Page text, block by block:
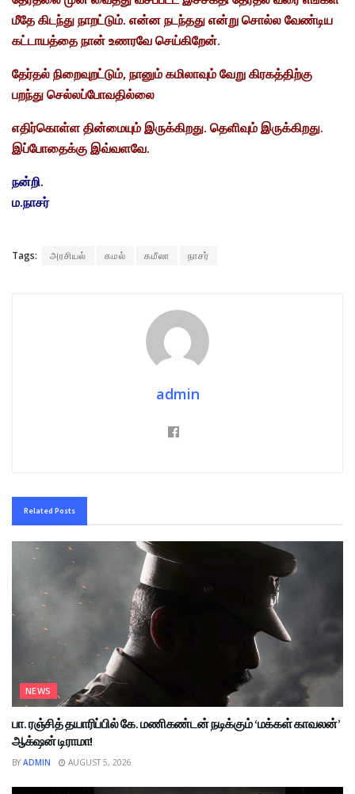
மீதே கிடந்து நாறட்டும். என்ன நடந்தது என்று சொல்ல வேண்டிய
கட்டாயத்தை நான் உணரவே செய்கிறேன்.
தேர்தல் நிறைவுறட்டும், நானும் கமிலாவும் வேறு கிரகத்திற்கு
பறந்து செல்லப்போவதில்லை
எதிர்கொள்ள தின்மையும் இருக்கிறது. தெளிவும் இருக்கிறது.
இப்போதைக்கு இவ்வளவே.
நன்றி.
ம.நாசர்
Tags: அரசியல் கமல் கமீலா நாசர்
admin
Related Posts
NEWS
பா. ரஞ்சித் தயாரிப்பில் கே. மணிகண்டன் நடிக்கும் ‘மக்கள் காவலன்’
ஆக்‌ஷன் டிராமா!
BY ADMIN AUGUST 5, 2026